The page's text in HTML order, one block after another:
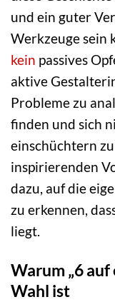
und ein guter
Werkzeuge sein
kein passives
aktive
Probleme zu
finden und sich
einschüchtern
inspirierenden
dazu, auf die
zu erkennen,
liegt.
Warum „6
Wahl ist